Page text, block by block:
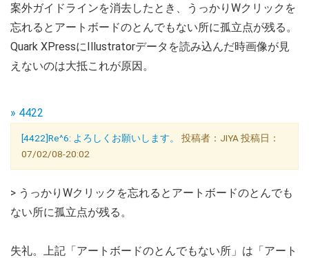
案外ガイドラインを消去したとき、うっかりWクリックを
忘れるとアートボードのとんでもない所に孤立点が残る。
Quark XPressにIllustratorデータを読み込んだ時画像が見
えないのは大抵これが原因。
» 4422
[4422]Re^6: よろしくお願いします。
投稿者：JIYA 投稿日：
07/02/08-20:02
> うっかりWクリックを忘れるとアートボードのとんでも
ない所に孤立点が残る。
失礼。上記「アートボードのとんでもない所」は「アート